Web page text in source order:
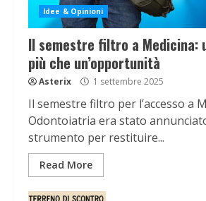
Idee & Opinioni
Il semestre filtro a Medicina:
più che un’opportunità
Asterix 1 settembre 2025
Il semestre filtro per l’accesso a
Odontoiatria era stato
strumento per restituire...
Read More